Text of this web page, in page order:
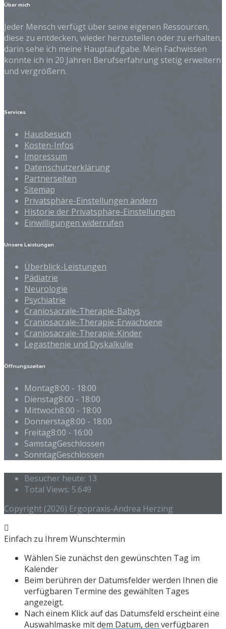
Über mich
Jeder Mensch verfügt über seine eigenen Ressourcen,
diese zu entdecken, wieder herzustellen oder zu erhalten,
darin sehe ich meine Hauptaufgabe. Mein Fachwissen
konnte ich in 20 Jahren Berufserfahrung stetig erweitern
und vergrößern.
Services
Hausbesuch
Kosten-Infos
Impressum
Datenschutzerklärung
Partnerseiten
Sitemap
Privatsphäre-Einstellungen ändern
Historie der Privatsphäre-Einstellungen
Einwilligungen widerrufen
Unsere Leistungen
Überblick-Leistungen
Pädiatrie
Neurologie
Psychiatrie
Craniosacrale-Therapie-Babys
Craniosacrale-Therapie-Erwachsene
Craniosacrale-Therapie-Kinder
Legasthenie und Dyskalkulie
Öffnungszeiten
Montag8:00 - 18:00
Dienstag8:00 - 18:00
Mittwoch8:00 - 18:00
Donnerstag8:00 - 18:00
Freitag8:00 - 16:00
SamstagGeschlossen
SonntagGeschlossen
Besucher heute: 13
Total Views: 5.649
Copyright (2026) Ergopraxis-Andrea Herzing
Einfach zu Ihrem Wunschtermin
Wählen Sie zunächst den gewünschten Tag im
Kalender
Beim berühren der Datumsfelder werden Ihnen die
verfügbaren Termine des gewählten Tages
angezeigt.
Nach einem Klick auf das Datumsfeld erscheint eine
Auswahlmaske mit dem Datum, den verfügbaren